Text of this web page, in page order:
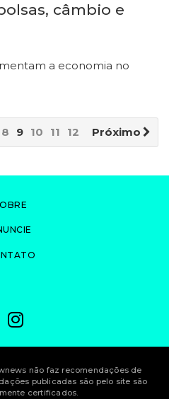
câmbio e
a economia no
Próximo
8 9 10 11 12 13
não faz recomendações de
publicadas são pelo site são
certificados.